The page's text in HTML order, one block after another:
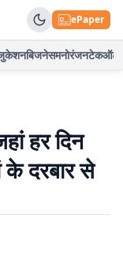
ePaper
बिजनेसमनोरंजनटेकऑटो
हर दिन
दरबार से